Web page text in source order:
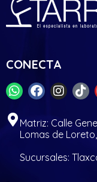
CONECTA
Matriz: Calle
Lomas de Loreto,
Sucursales: